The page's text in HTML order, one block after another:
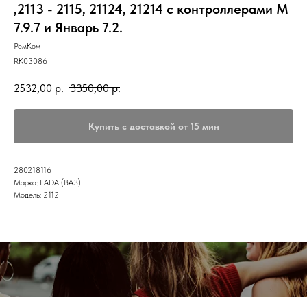
,2113 - 2115, 21124, 21214 с контроллерами М
7.9.7 и Январь 7.2.
РемКом
RK03086
2532,00 р. 3350,00 р.
Купить с доставкой от 15 мин
280218116
Марка: LADA (ВАЗ)
Модель: 2112